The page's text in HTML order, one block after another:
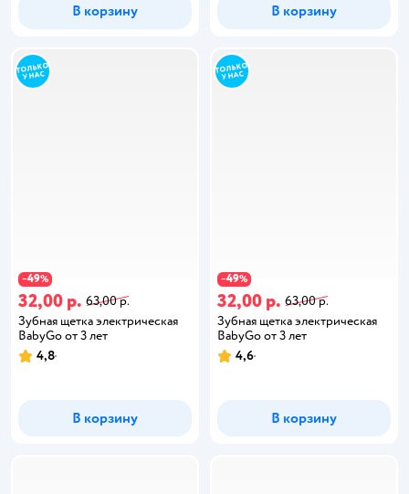
В корзину В корзину
−49%
32,00 р. 63,00 р.
Зубная щетка электрическая
BabyGo от 3 лет
4,8
В корзину
−49%
32,00 р. 63,00 р.
Зубная щетка электрическая
BabyGo от 3 лет
4,6
В корзину